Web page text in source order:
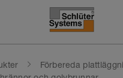
Förbereda